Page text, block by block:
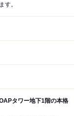
す。
タワー地下1階の本格